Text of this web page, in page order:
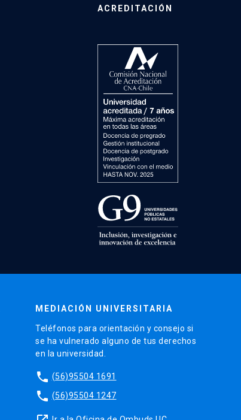
ACREDITACIÓN
MEDIACIÓN UNIVERSITARIA
Teléfonos para orientación y consejo si
se ha vulnerado alguno de tus derechos
en la universidad.
phone (56)95504 1691
phone (56)95504 1247